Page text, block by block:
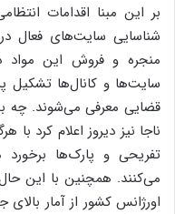
بر این مبنا اقدامات
شناسایی سایت‌های فعال
منجره و فروش این مواد
سایت‌ها و کانال‌ها تشکیل
قضایی معرفی می‌شوند. چه
ناجا نیز دیروز اعلام کرد
تفریحی و پارک‌ها
می‌کنند. همچنین با این
اورژانس کشور از آمار